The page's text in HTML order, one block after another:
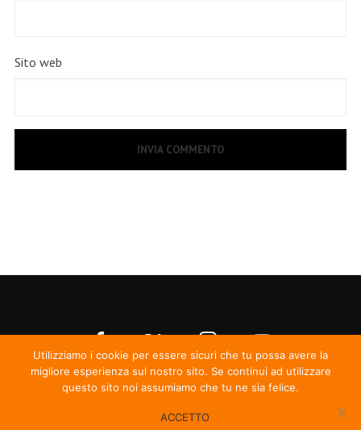
Sito web
Utilizziamo i cookie per essere sicuri che tu possa avere la
migliore esperienza sul nostro sito. Se continui ad utilizzare
questo sito noi assumiamo che tu ne sia felice.
ACCETTO